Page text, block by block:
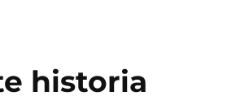
historia